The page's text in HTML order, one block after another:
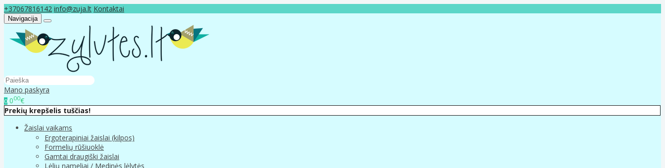
+37067816142 info@zuja.lt Kontaktai
Navigacija
Mano paskyra
0 000€
Prekių krepšelis tuščias!
Žaislai vaikams
Ergoterapiniai žaislai (kilpos)
Formelių rūšiuoklė
Gamtai draugiški žaislai
Lėlių nameliai / Medinės lėlytės